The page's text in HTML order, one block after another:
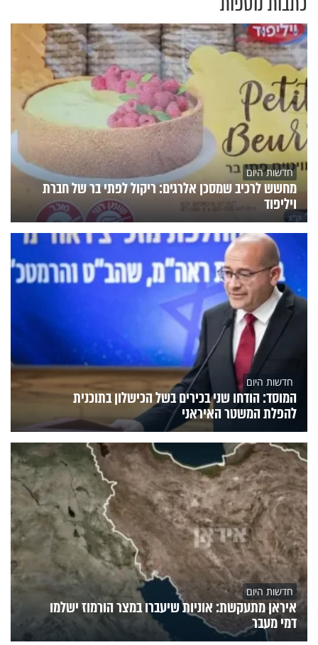
חדשות היום
מחשש לרכיב שמסכן אלרגים: ריקול לפתי בר של חברת
ויליפוד
חדשות היום
המוסד: הודחו שני בכירים בשל הכישלון בתוכנית
להפלת המשטר האיראני
חדשות היום
איראן מתעקשת: אוניות שיעברו במצר הורמוז ישלמו
דמי מעבר